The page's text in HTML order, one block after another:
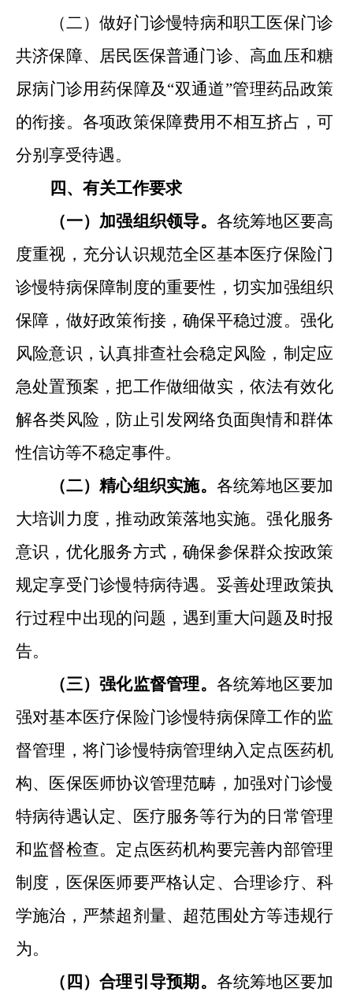
（二）做好门诊慢特病和职工医保门诊
共济保障、 居民医保普通门诊、 高血压和糖
尿病门诊用药保障及“双通道”管理药品政策
的衔接。各项政策保障费用不相互挤占，可
分别享受待遇。
四 、 有关工作要求
（一）加强组织领导。 各统筹地区要高
度重视，充分认识规范全区基本医疗保险门
诊慢特病保障制度的重要性，切实加强组织
保障，做好政策衔接，确保平稳过渡。强化
风险意识，认真排查社会稳定风险，制定应
急处置预案，把工作做细做实，依法有效化
解各类风险，防止引发网络负面舆情和群体
性信访等不稳定事件。
（二）精心组织实施。 各统筹地区要加
大培训力度，推动政策落地实施。强化服务
意识，优化服务方式，确保参保群众按政策
规定享受门诊慢特病待遇。妥善处理政策执
行过程中出现的问题，遇到重大问题及时报
告。
（三）强化监督管理。 各统筹地区要加
强对基本医疗保险门诊慢特病保障工作的监
督管理，将门诊慢特病管理纳入定点医药机
构、 医保医师协议管理范畴，加强对门诊慢
特病待遇认定、
医疗服务等行为的日常管理
和监督检查。定点医药机构要完善内部管理
制度，医保医师要严格认定 、 合理诊疗、科
学施治，严禁超剂量、 超范围处方等违规行
为。
（四）合理引导预期。 各统筹地区要加